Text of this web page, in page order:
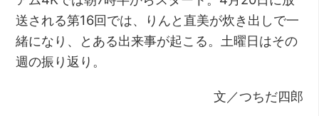
送される第16回では、りんと直美が炊き出しで一
緒になり、とある出来事が起こる。土曜日はその
週の振り返り。
文／つちだ四郎